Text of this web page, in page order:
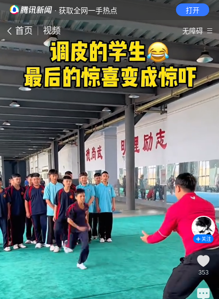
· 获取全网一手热点 打开
首页 视频 无障碍
关注
353